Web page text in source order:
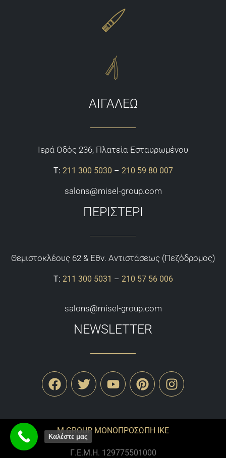
ΑΙΓΑΛΕΩ
Ιερά Οδός 236, Πλατεία Εσταυρωμένου
Τ: 211 300 5030 – 210 59 80 007
salons@misel-group.com
ΠΕΡΙΣΤΕΡΙ
Θεμιστoκλέους 62 & Εθν. Αντιστάσεως (Πεζόδρομος)
Τ: 211 300 5031 – 210 57 56 006
salons@misel-group.com
NEWSLETTER
M-GROUP ΜΟΝΟΠΡΟΣΩΠΗ ΙΚΕ
Γ.Ε.Μ.Η. 129775501000
Καλέστε μας